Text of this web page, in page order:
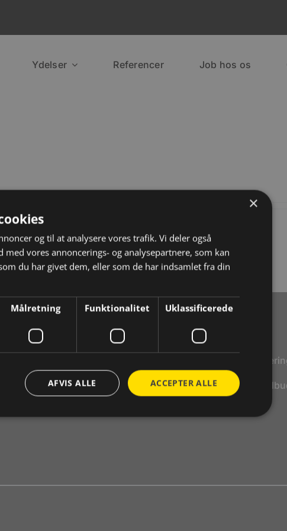
Ydelser Referencer Job hos os
×
og til at analysere vores trafik. Vi deler også
vores annoncerings- og analysepartnere, som kan
du har givet dem, eller som de har indsamlet fra din
Målretning Funktionalitet Uklassificerede
ACCEPTER ALLE
AFVIS ALLE